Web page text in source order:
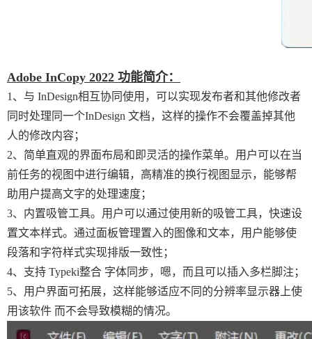
Adobe InCopy 2022 功能简介：
1、与 InDesign相互协同使用，可以实现发布者和其他修改者
同时处理同一个InDesign 文档，这样的操作不会覆盖掉其他
人的修改内容；
2、简单直观的界面布局和即灵活的操作菜单。用户可以在当
前任务的视图中进行编辑，高精准的换行视图显示，能够帮
助用户提高文字的处理速度；
3、内置吸管工具。用户可以通过使用新的吸管工具，快速设
置文本样式。通过面板管理置入的图像和文本，用户能够使
段落和字符样式实现排版一致性；
4、支持 Typeki整合 字体同步，嗯，而且可以插入多栏脚注；
5、用户界面可拓展，这样能够适应不同的分辨率显示器上使
用该软件 而不会导致模糊的情况。